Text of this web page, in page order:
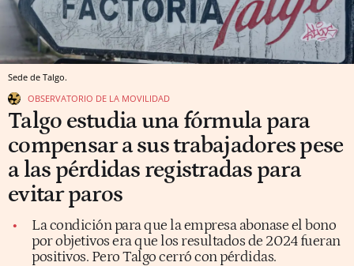
Sede de Talgo.
OBSERVATORIO DE LA MOVILIDAD
Talgo estudia una fórmula para
compensar a sus trabajadores pese
a las pérdidas registradas para
evitar paros
La condición para que la empresa abonase el bono
por objetivos era que los resultados de 2024 fueran
positivos. Pero Talgo cerró con pérdidas.